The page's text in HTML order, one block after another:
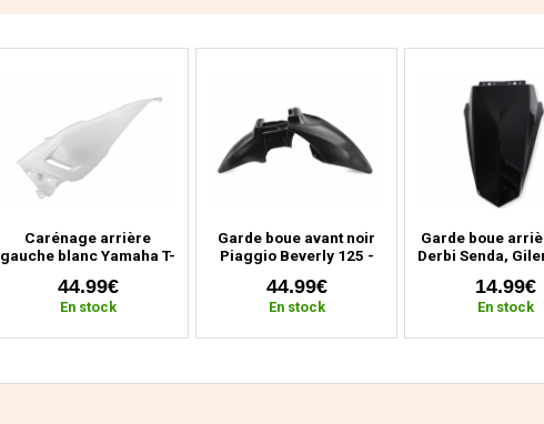
Carénage arrière
gauche blanc Yamaha T-
44.99€
En stock
Garde boue avant noir
Piaggio Beverly 125 -
2020)
44.99€
En stock
Garde boue
Derbi Senda,
14.99€
En stock